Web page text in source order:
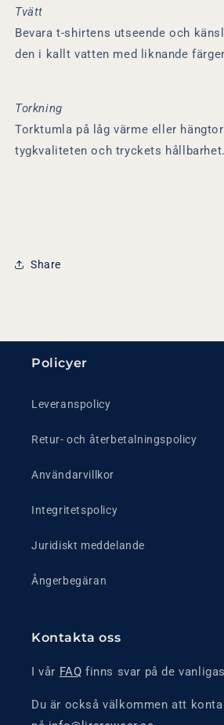
Tvätt
Bevara t-shirtens utseende och
den i kallt vatten med liknande
Torkning
Torktumla på låg värme eller
tygkvaliteten och tryckets hållbarhet.
Share
Policyer
Leveranspolicy
Retur- och återbetalningspolicy
Användarvillkor
Integritetspolicy
Juridiskt meddelande
Ångerbegäran
Kontakta oss
I vår FAQ finns svar på de
Du är också välkommen att